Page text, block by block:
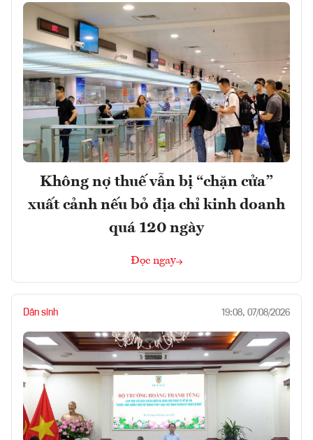
Không nợ thuế vẫn bị “chặn cửa”
xuất cảnh nếu bỏ địa chỉ kinh doanh
quá 120 ngày
Đọc ngay
Dân sinh 19:08, 07/08/2026